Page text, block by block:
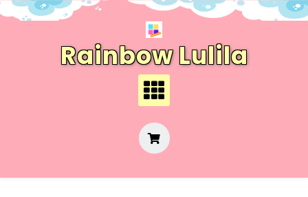
Skip
Rainbow Lulila